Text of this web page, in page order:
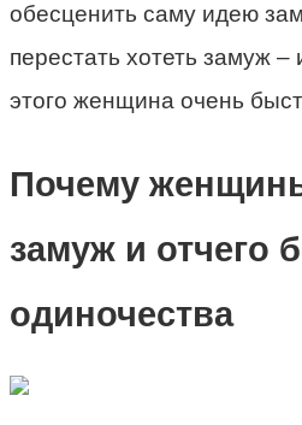
обесценить саму идею
перестать хотеть замуж –
этого женщина очень
Почему
замуж и отчего
одиночества